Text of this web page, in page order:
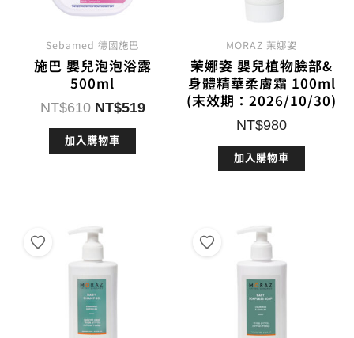
Sebamed 德國施巴
施巴 嬰兒泡泡浴露
500ml
NT$610 原
始
價
NT$519目
加入購物車
MORAZ 茉娜姿
茉娜姿 嬰兒植物臉部&
身體精華柔膚霜 100ml
(末效期：2026/10/30)
NT$980
加入購物車